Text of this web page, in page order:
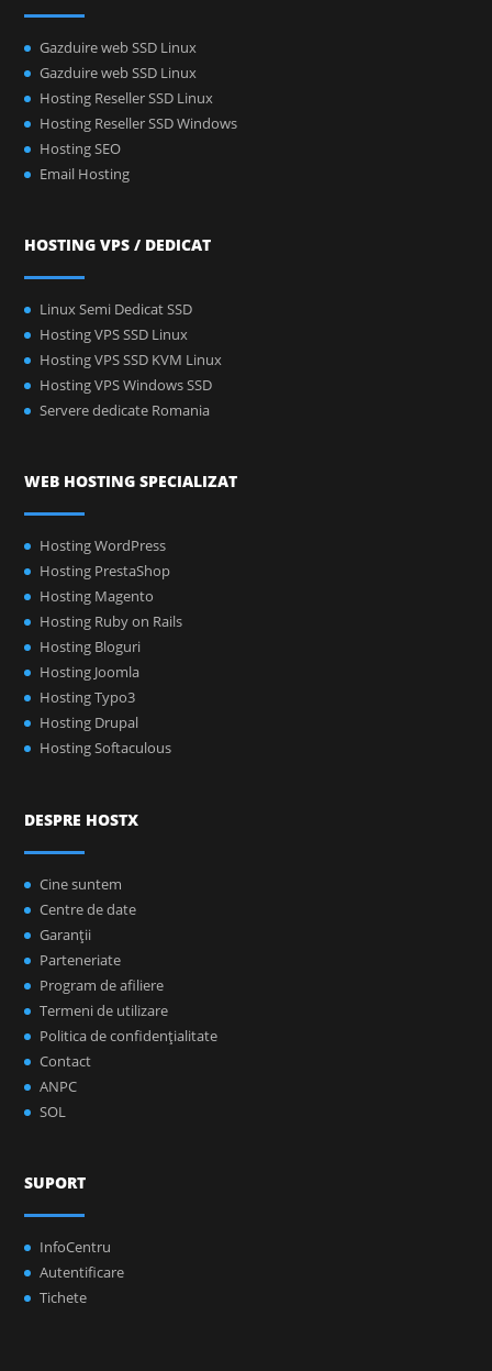
Gazduire web SSD Linux
Gazduire web SSD Linux
Hosting Reseller SSD Linux
Hosting Reseller SSD Windows
Hosting SEO
Email Hosting
HOSTING VPS / DEDICAT
Linux Semi Dedicat SSD
Hosting VPS SSD Linux
Hosting VPS SSD KVM Linux
Hosting VPS Windows SSD
Servere dedicate Romania
WEB HOSTING SPECIALIZAT
Hosting WordPress
Hosting PrestaShop
Hosting Magento
Hosting Ruby on Rails
Hosting Bloguri
Hosting Joomla
Hosting Typo3
Hosting Drupal
Hosting Softaculous
DESPRE HOSTX
Cine suntem
Centre de date
Garanţii
Parteneriate
Program de afiliere
Termeni de utilizare
Politica de confidenţialitate
Contact
ANPC
SOL
SUPORT
InfoCentru
Autentificare
Tichete